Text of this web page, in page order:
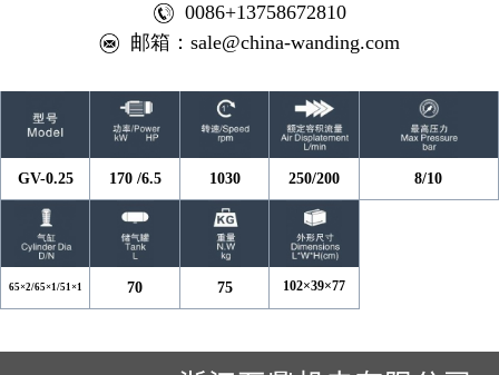
0086+13758672810
邮箱： sale@china-wanding.com
GV-0.25 170 /6.5 1030 250/200 8/10
65×2/65×1/51×1 70 75 102×39×77